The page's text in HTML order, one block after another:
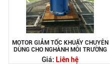
MOTOR GIẢM TỐC KHUẤY CHUYÊN
DÙNG CHO NGHÀNH MÔI TRƯỜNG
Giá: Liên hệ